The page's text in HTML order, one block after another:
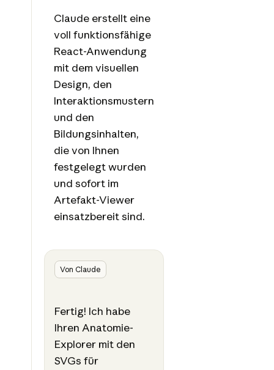
Claude erstellt eine
voll funktionsfähige
React-Anwendung
mit dem visuellen
Design, den
Interaktionsmustern
und den
Bildungsinhalten,
die von Ihnen
festgelegt wurden
und sofort im
Artefakt-Viewer
einsatzbereit sind.
Von Claude
Fertig! Ich habe
Ihren Anatomie-
Explorer mit den
SVGs für